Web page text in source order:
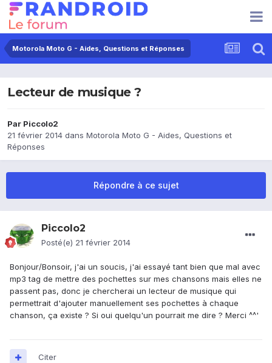
Motorola Moto G - Aides, Questions et Réponses
Lecteur de musique ?
Par Piccolo2
21 février 2014 dans Motorola Moto G - Aides, Questions et
Réponses
Répondre à ce sujet
Piccolo2
Posté(e) 21 février 2014
Bonjour/Bonsoir, j'ai un soucis, j'ai essayé tant bien que mal avec
mp3 tag de mettre des pochettes sur mes chansons mais elles ne
passent pas, donc je chercherai un lecteur de musique qui
permettrait d'ajouter manuellement ses pochettes à chaque
chanson, ça existe ? Si oui quelqu'un pourrait me dire ? Merci ^^'
Citer